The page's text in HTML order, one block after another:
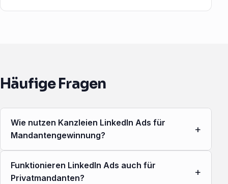
Häufige Fragen
Wie nutzen Kanzleien LinkedIn Ads für
Mandantengewinnung?
+
Funktionieren LinkedIn Ads auch für
Privatmandanten?
+